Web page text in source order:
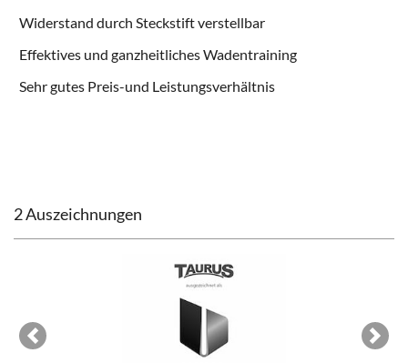
Widerstand durch Steckstift verstellbar
Effektives und ganzheitliches Wadentraining
Sehr gutes Preis-und Leistungsverhältnis
2 Auszeichnungen
Previous Next